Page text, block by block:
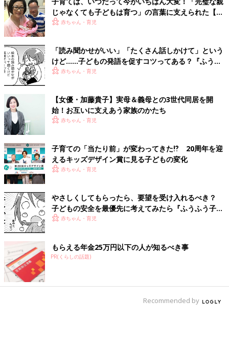
じゃなくても子どもは育つ」の言葉に支えられた【俳
優・加藤貴子】
赤ちゃん・育児
「読み聞かせがいい」「たくさん話しかけて」という
けど……子どもの発語を促すコツってある？『ふうふ
う子育て ＃64』
赤ちゃん・育児
【女優・加藤貴子】実母＆義母との3世代同居を開
始！お互いに支えあう家族のかたち
赤ちゃん・育児
子育ての「当たり前」が変わってきた⁉ 20周年を迎
えるキッズデザイン賞に見る子どもの変化
赤ちゃん・育児
やさしくしてもらったら、要望を受け入れるべき？
子どもの安全を最優先に考えてみたら『ふうふう子育
て ＃59』
赤ちゃん・育児
もらえる年金25万円以下の人が知るべき事
PR(くらしの話題)
Recommended by